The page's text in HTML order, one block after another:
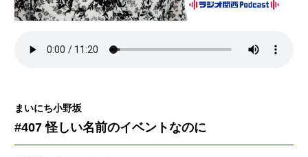
まいにち小野坂
#407 怪しい名前のイベントなのに